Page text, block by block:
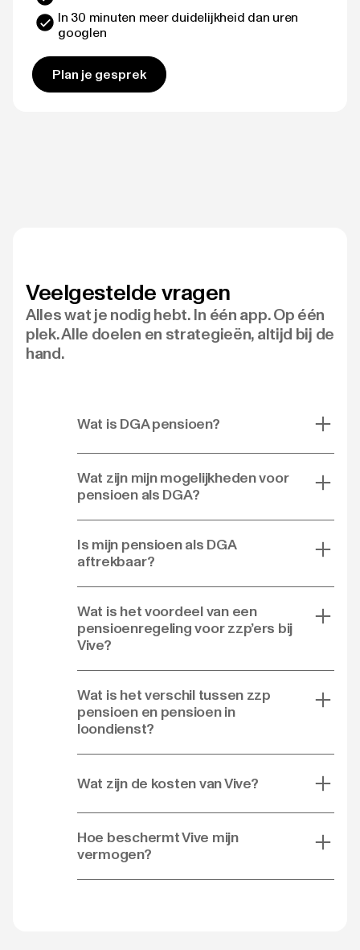
In 30 minuten meer duidelijkheid dan uren
googlen
Plan je gesprek
Veelgestelde vragen
Alles wat je nodig hebt. In één app. Op één
plek. Alle doelen en strategieën, altijd bij de
hand.
Wat is DGA pensioen?
Wat zijn mijn mogelijkheden voor
pensioen als DGA?
Is mijn pensioen als DGA
aftrekbaar?
Wat is het voordeel van een
pensioenregeling voor zzp’ers bij
Vive?
Wat is het verschil tussen zzp
pensioen en pensioen in
loondienst?
Wat zijn de kosten van Vive?
Hoe beschermt Vive mijn
vermogen?